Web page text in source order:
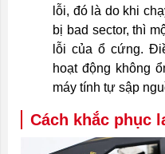
lỗi, đó là do khi
bị bad sector, thì
lỗi của ổ cứng.
hoạt động không
máy tính tự sập
Cách khắc phục